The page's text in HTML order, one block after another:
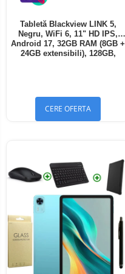
Tabletă Blackview LINK 5,
Negru, WiFi 6, 11" HD IPS,
Android 17, 32GB RAM (8GB +
24GB extensibili), 128GB,
CERE OFERTA